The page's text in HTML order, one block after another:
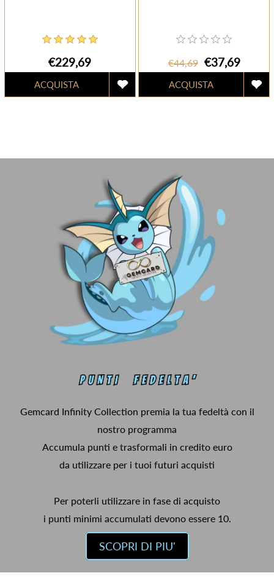
€229,69 €44,69 €37,69
Gemcard Infinity Collection premia la tua fedeltà con il
nostro programma
Accumula punti e trasformali in credito euro
da utilizzare per i tuoi futuri acquisti
Per poterli utilizzare in fase di acquisto
i punti minimi accumulati devono essere 10.
SCOPRI DI PIU'